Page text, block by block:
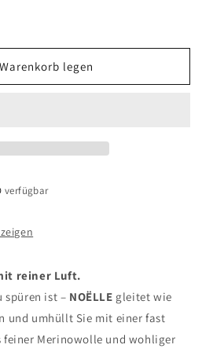
legen
verfügbar
reiner Luft.
spüren ist – NOËLLE gleitet wie
und umhüllt Sie mit einer fast
feiner Merinowolle und wohliger